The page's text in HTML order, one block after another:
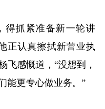
抓紧准备新一轮讲
正认真擦拭新营业执
飞感慨道，“没想到，
能更专心做业务。”